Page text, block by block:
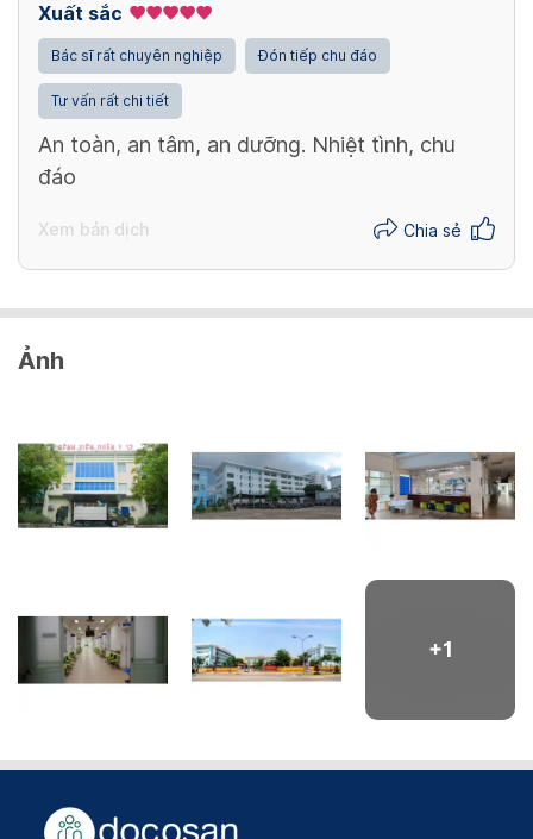
Xuất sắc
Bác sĩ rất chuyên nghiệp Đón tiếp chu đáo
Tư vấn rất chi tiết
An toàn, an tâm, an dưỡng. Nhiệt tình, chu
đáo
Xem bản dịch Chia sẻ
Ảnh
+1